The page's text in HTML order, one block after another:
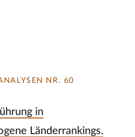
NR. 60
in
Länderrankings.